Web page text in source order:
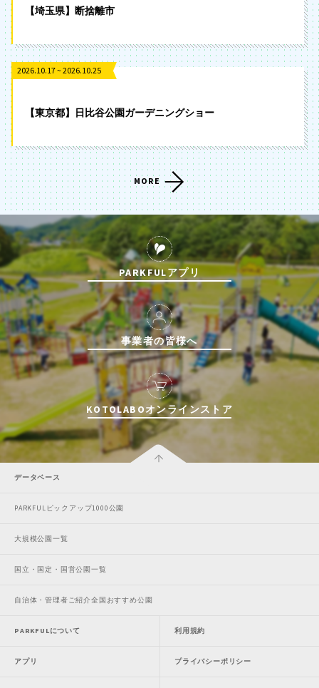
【埼玉県】断捨離市
2026.10.17 ~ 2026.10.25
【東京都】日比谷公園ガーデニングショー
MORE
PARKFULアプリ
事業者の皆様へ
KOTOLABOオンラインストア
データベース
PARKFULピックアップ1000公園
大規模公園一覧
国立・国定・国営公園一覧
自治体・管理者ご紹介全国おすすめ公園
PARKFULについて
アプリ
利用規約
プライバシーポリシー